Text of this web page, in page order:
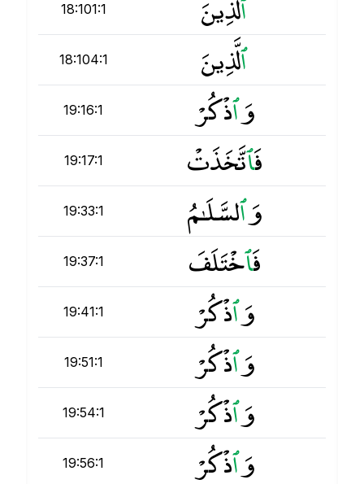
18:101:1
18:104:1 ٱلَّذِينَ
19:16:1 وَٱذْكُرْ
19:17:1 فَٱتَّخَذَتْ
19:33:1 وَٱلسَّلَـٰمُ
19:37:1 فَٱخْتَلَفَ
19:41:1 وَٱذْكُرْ
19:51:1 وَٱذْكُرْ
19:54:1 وَٱذْكُرْ
19:56:1 وَٱذْكُرْ